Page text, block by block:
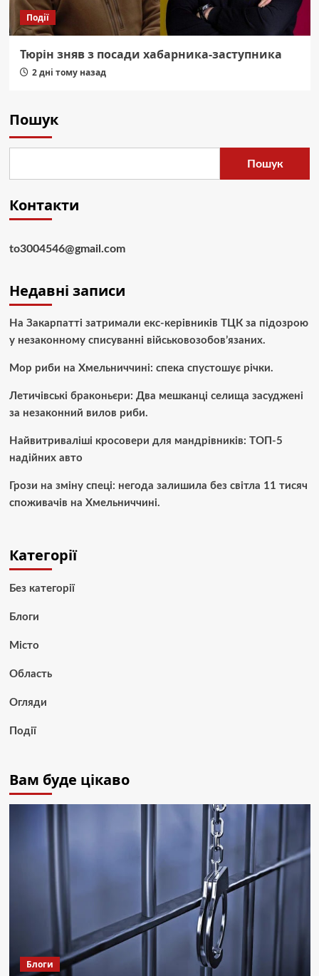
Події
Тюрін зняв з посади хабарника-заступника
2 дні тому назад
Пошук
Пошук
Контакти
to3004546@gmail.com
Недавні записи
На Закарпатті затримали екс-керівників ТЦК за підозрою
у незаконному списуванні військовозобов’язаних.
Мор риби на Хмельниччині: спека спустошує річки.
Летичівські браконьєри: Два мешканці селища засуджені
за незаконний вилов риби.
Найвитриваліші кросовери для мандрівників: ТОП-5
надійних авто
Грози на зміну спеці: негода залишила без світла 11 тисяч
споживачів на Хмельниччині.
Категорії
Без категорії
Блоги
Місто
Область
Огляди
Події
Вам буде цікаво
Блоги